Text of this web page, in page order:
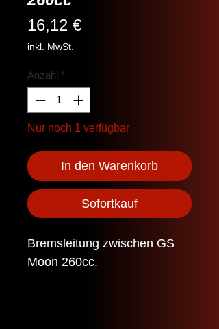
16,12 €Preis
inkl. MwSt.
Anzahl *
Nur noch 1 verfügbar
In den Warenkorb
Sofortkauf
Bremsleitung zwischen GS
Moon 260cc.